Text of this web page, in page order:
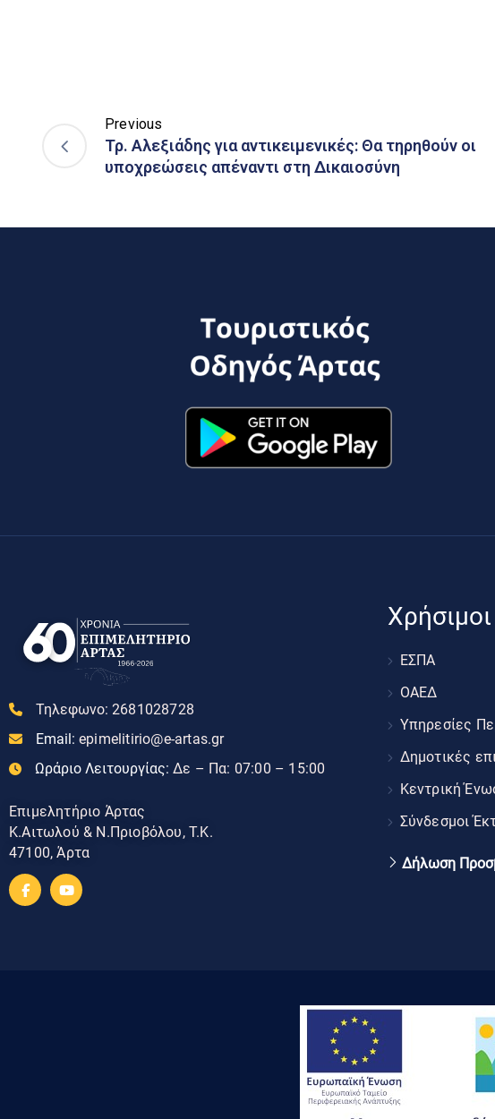
Previous
Τρ. Αλεξιάδης για αντικειμενικές: Θα τηρηθούν οι
υποχρεώσεις απέναντι στη Δικαιοσύνη
Τηλεφωνο: 2681028728
Email: epimelitirio@e-artas.gr
Ωράριο Λειτουργίας: Δε – Πα: 07:00 – 15:00
Επιμελητήριο Άρτας
Κ.Αιτωλού & Ν.Πριοβόλου, Τ.Κ.
47100, Άρτα
ΕΣΠΑ
ΟΑΕΔ
Υπηρεσίες
Δημοτικές
Κεντρική
Σύνδεσμοι
Δήλωση